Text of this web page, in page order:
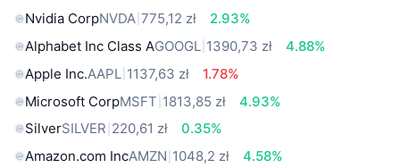
Nvidia CorpNVDA 775,12 zł
2.93%
Alphabet Inc Class AGOOGL 1390,73 zł
4.88%
Apple Inc.AAPL 1137,63 zł
1.78%
Microsoft CorpMSFT 1813,85 zł
4.93%
SilverSILVER 220,61 zł
0.35%
Amazon.com IncAMZN 1048,2 zł
4.58%